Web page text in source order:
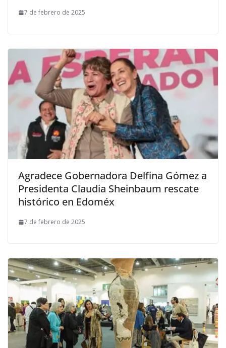
7 de febrero de 2025
Agradece Gobernadora Delfina Gómez a
Presidenta Claudia Sheinbaum rescate
histórico en Edoméx
7 de febrero de 2025